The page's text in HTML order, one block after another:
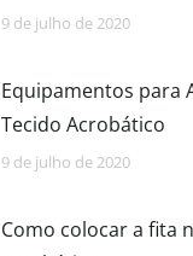
9 de julho de 2020
Equipamentos para
Tecido Acrobático
9 de julho de 2020
Como colocar a fita